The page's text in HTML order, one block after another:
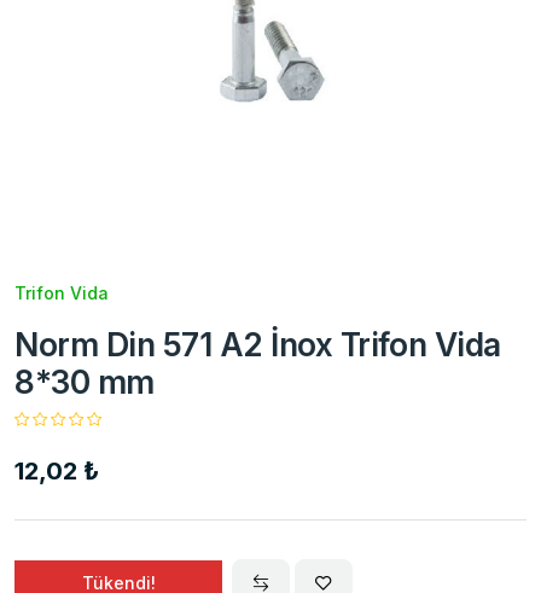
Trifon Vida
Norm Din 571 A2 İnox Trifon Vida
8*30 mm
12,02 ₺
Tükendi!